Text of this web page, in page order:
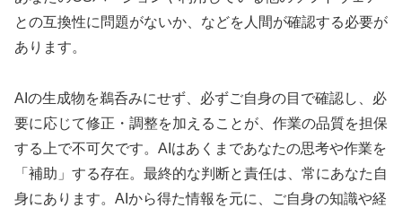
との互換性に問題がないか、などを人間が確認する必要が
あります。
AIの生成物を鵜呑みにせず、必ずご自身の目で確認し、必
要に応じて修正・調整を加えることが、作業の品質を担保
する上で不可欠です。AIはあくまであなたの思考や作業を
「補助」する存在。最終的な判断と責任は、常にあなた自
身にあります。AIから得た情報を元に、ご自身の知識や経